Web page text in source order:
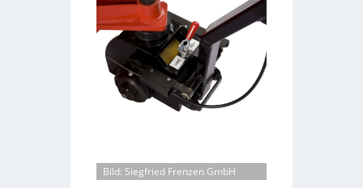
Bild: Siegfried Frenzen GmbH